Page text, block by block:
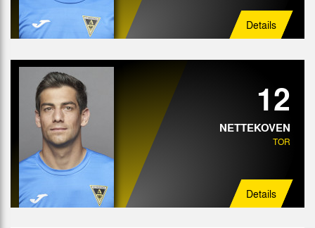
Details
12
NETTEKOVEN
TOR
Details